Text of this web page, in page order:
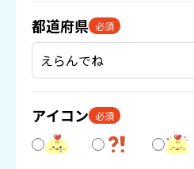
都道府県 必須
アイコン 必須